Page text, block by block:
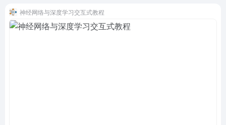
神经网络与深度学习交互式教程